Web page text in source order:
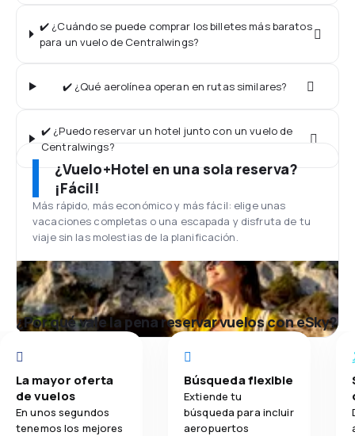
✔️ ¿Cuándo se puede comprar los billetes más baratos
para un vuelo de Centralwings?
✔️ ¿Qué aerolínea operan en rutas similares?
✔️ ¿Puedo reservar un hotel junto con un vuelo de
Centralwings?
¿Vuelo+Hotel en una sola reserva?
¡Fácil!
Más rápido, más económico y más fácil: elige unas
vacaciones completas o una escapada y disfruta de tu
viaje sin las molestias de la planificación.
¿Por qué vale la pena reservar vuelos con eSky?
La mayor oferta
de vuelos
En unos segundos
tenemos los mejores
Búsqueda flexible
Extiende tu
búsqueda para incluir
aeropuertos